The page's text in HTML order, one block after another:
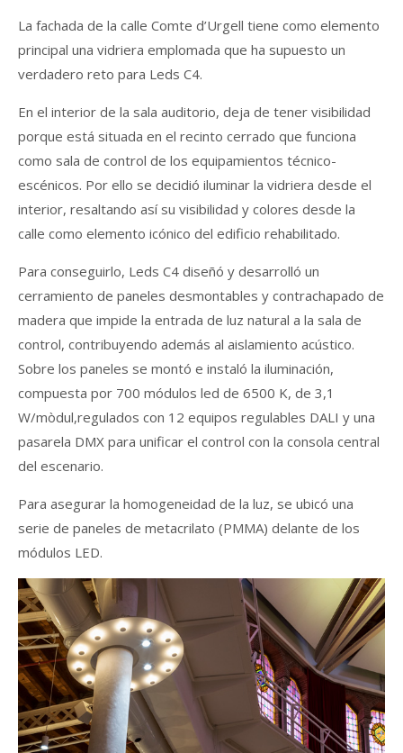
La fachada de la calle Comte d’Urgell tiene como elemento
principal una vidriera emplomada que ha supuesto un
verdadero reto para Leds C4.
En el interior de la sala auditorio, deja de tener visibilidad
porque está situada en el recinto cerrado que funciona
como sala de control de los equipamientos técnico-
escénicos. Por ello se decidió iluminar la vidriera desde el
interior, resaltando así su visibilidad y colores desde la
calle como elemento icónico del edificio rehabilitado.
Para conseguirlo, Leds C4 diseñó y desarrolló un
cerramiento de paneles desmontables y contrachapado de
madera que impide la entrada de luz natural a la sala de
control, contribuyendo además al aislamiento acústico.
Sobre los paneles se montó e instaló la iluminación,
compuesta por 700 módulos led de 6500 K, de 3,1
W/mòdul,regulados con 12 equipos regulables DALI y una
pasarela DMX para unificar el control con la consola central
del escenario.
Para asegurar la homogeneidad de la luz, se ubicó una
serie de paneles de metacrilato (PMMA) delante de los
módulos LED.